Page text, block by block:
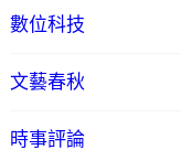
數位科技
文藝春秋
時事評論